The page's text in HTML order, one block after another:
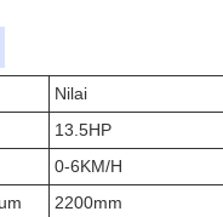
Nilai
13.5HP
0-6KM/H
2200mm